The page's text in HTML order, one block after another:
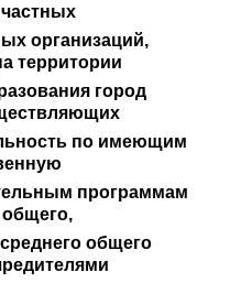
организаций,
территории
город
по имеющим
программам
общего,
общего